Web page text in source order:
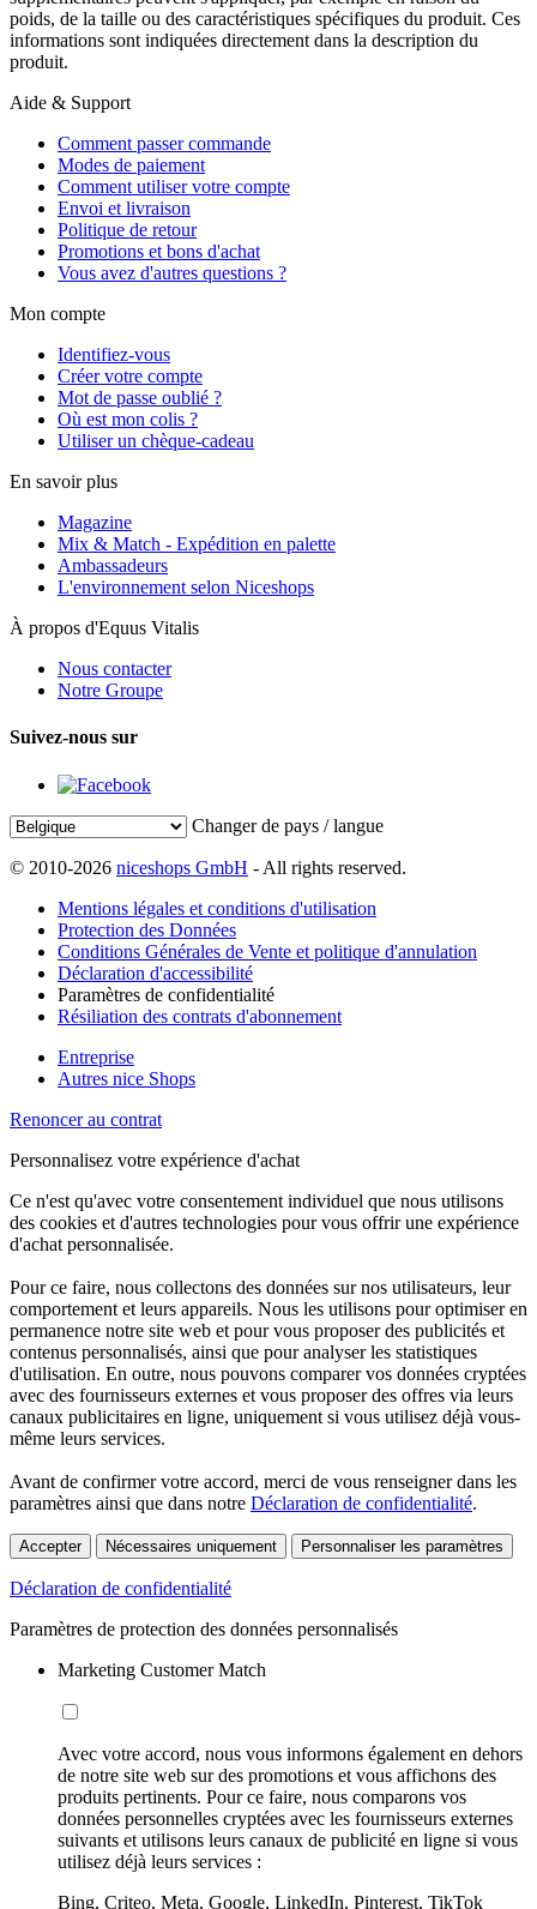
poids, de la taille ou des caractéristiques spécifiques du produit. Ces
informations sont indiquées directement dans la description du
produit.
Aide & Support
Comment passer commande
Modes de paiement
Comment utiliser votre compte
Envoi et livraison
Politique de retour
Promotions et bons d'achat
Vous avez d'autres questions ?
Mon compte
Identifiez-vous
Créer votre compte
Mot de passe oublié ?
Où est mon colis ?
Utiliser un chèque-cadeau
En savoir plus
Magazine
Mix & Match - Expédition en palette
Ambassadeurs
L'environnement selon Niceshops
À propos d'Equus Vitalis
Nous contacter
Notre Groupe
Suivez-nous sur
Changer de pays / langue
© 2010-2026 niceshops GmbH - All rights reserved.
Mentions légales et conditions d'utilisation
Protection des Données
Conditions Générales de Vente et politique d'annulation
Déclaration d'accessibilité
Paramètres de confidentialité
Résiliation des contrats d'abonnement
Entreprise
Autres nice Shops
Renoncer au contrat
Personnalisez votre expérience d'achat
Ce n'est qu'avec votre consentement individuel que nous utilisons
des cookies et d'autres technologies pour vous offrir une expérience
d'achat personnalisée.
Pour ce faire, nous collectons des données sur nos utilisateurs, leur
comportement et leurs appareils. Nous les utilisons pour optimiser en
permanence notre site web et pour vous proposer des publicités et
contenus personnalisés, ainsi que pour analyser les statistiques
d'utilisation. En outre, nous pouvons comparer vos données cryptées
avec des fournisseurs externes et vous proposer des offres via leurs
canaux publicitaires en ligne, uniquement si vous utilisez déjà vous-
même leurs services.
Avant de confirmer votre accord, merci de vous renseigner dans les
paramètres ainsi que dans notre Déclaration de confidentialité.
Accepter Nécessaires uniquement Personnaliser les paramètres
Déclaration de confidentialité
Paramètres de protection des données personnalisés
Marketing Customer Match
Avec votre accord, nous vous informons également en dehors
de notre site web sur des promotions et vous affichons des
produits pertinents. Pour ce faire, nous comparons vos
données personnelles cryptées avec les fournisseurs externes
suivants et utilisons leurs canaux de publicité en ligne si vous
utilisez déjà leurs services :
Bing, Criteo, Meta, Google, LinkedIn, Pinterest, TikTok